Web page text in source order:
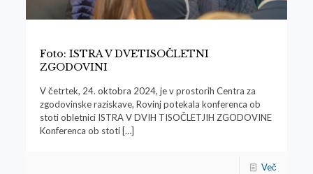
Foto: ISTRA V DVETISOČLETNI
ZGODOVINI
V četrtek, 24. oktobra 2024, je v prostorih Centra za
zgodovinske raziskave, Rovinj potekala konferenca ob
stoti obletnici ISTRA V DVIH TISOČLETJIH ZGODOVINE
Konferenca ob stoti[…]
Več